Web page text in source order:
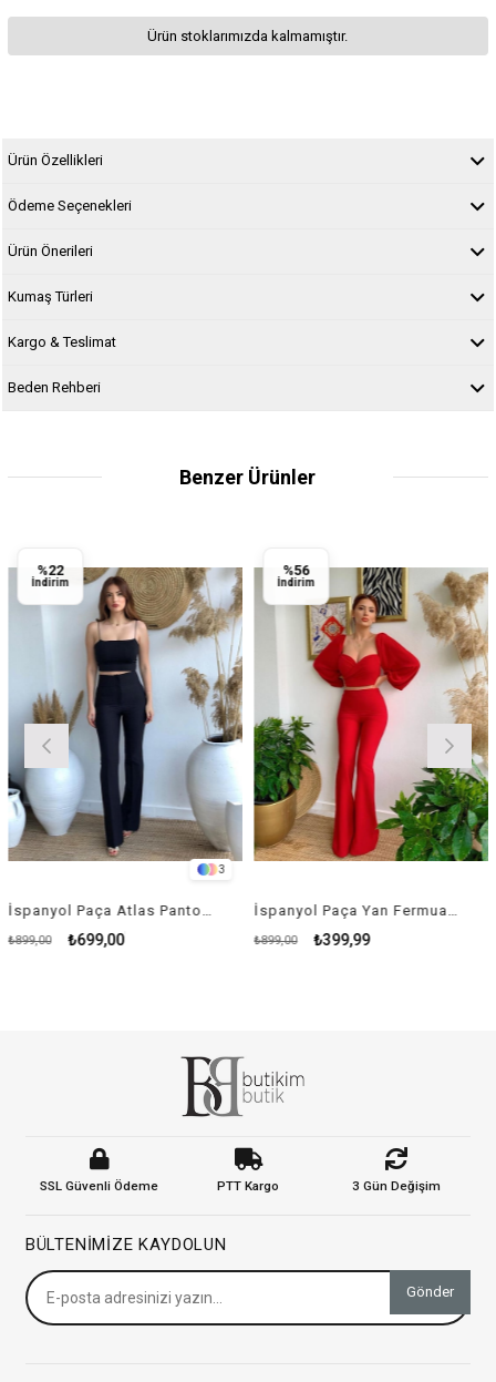
Ürün stoklarımızda kalmamıştır.
Ürün Özellikleri
Ödeme Seçenekleri
Ürün Önerileri
Kumaş Türleri
Kargo & Teslimat
Beden Rehberi
Benzer Ürünler
3
İspanyol Paça Atlas Pantolon - SİYAH
₺699,00
%22
İndirim
İspanyol Paça Yan Fermuar Detay Atlas Pantolon - KIRMIZI
₺399,99
₺899,00
%56
İndirim
SSL Güvenli Ödeme PTT Kargo 3 Gün Değişim
BÜLTENIMIZE KAYDOLUN
Gönder